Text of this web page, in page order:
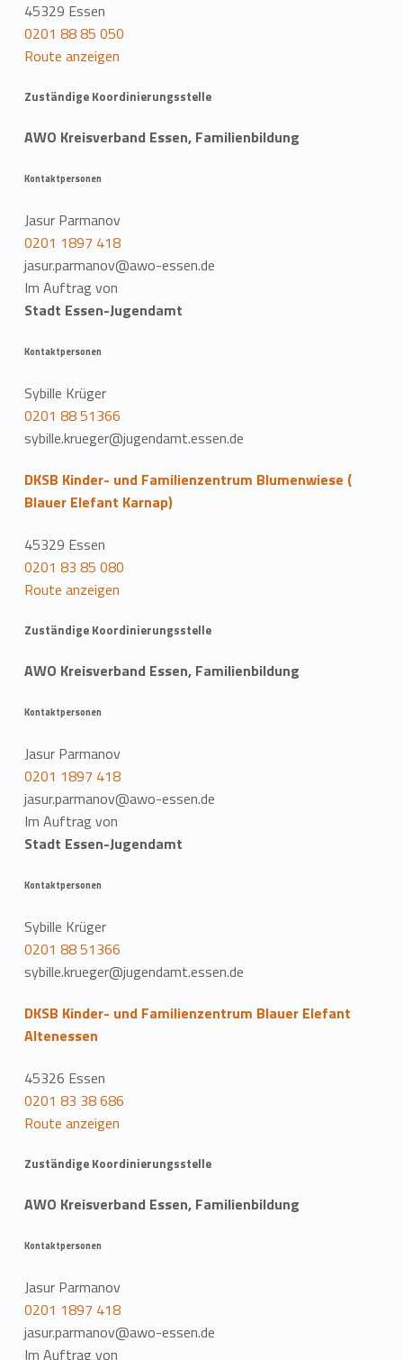
45329 Essen
0201 88 85 050
Route anzeigen
Zuständige Koordinierungsstelle
AWO Kreisverband Essen, Familienbildung
Kontaktpersonen
Jasur Parmanov
0201 1897 418
jasur.parmanov@awo-essen.de
Im Auftrag von
Stadt Essen-Jugendamt
Kontaktpersonen
Sybille Krüger
0201 88 51366
sybille.krueger@jugendamt.essen.de
DKSB Kinder- und Familienzentrum Blumenwiese (
Blauer Elefant Karnap)
45329 Essen
0201 83 85 080
Route anzeigen
Zuständige Koordinierungsstelle
AWO Kreisverband Essen, Familienbildung
Kontaktpersonen
Jasur Parmanov
0201 1897 418
jasur.parmanov@awo-essen.de
Im Auftrag von
Stadt Essen-Jugendamt
Kontaktpersonen
Sybille Krüger
0201 88 51366
sybille.krueger@jugendamt.essen.de
DKSB Kinder- und Familienzentrum Blauer Elefant
Altenessen
45326 Essen
0201 83 38 686
Route anzeigen
Zuständige Koordinierungsstelle
AWO Kreisverband Essen, Familienbildung
Kontaktpersonen
Jasur Parmanov
0201 1897 418
jasur.parmanov@awo-essen.de
Im Auftrag von